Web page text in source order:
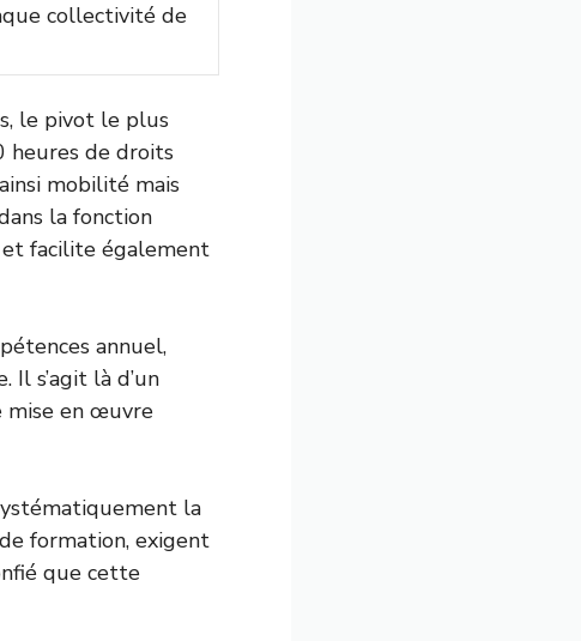
collectivité de
le pivot le plus
heures de droits
mobilité mais
la fonction
facilite également
annuel,
s’agit là d’un
mise en œuvre
la
formation, exigent
que cette